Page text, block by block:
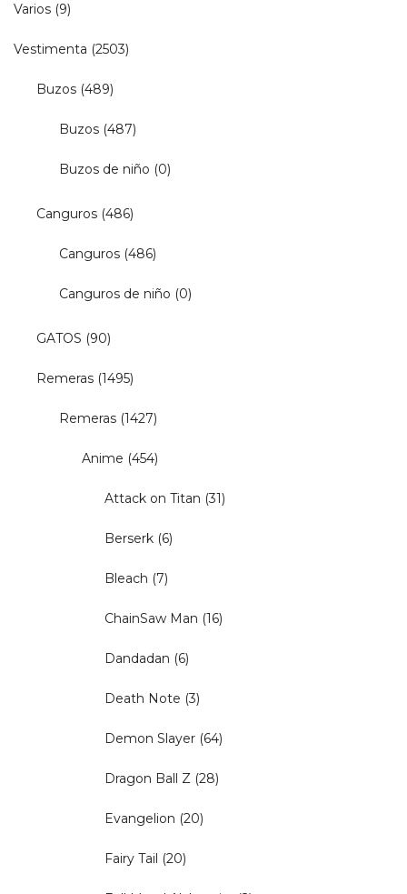
Varios (9)
Vestimenta (2503)
Buzos (489)
Buzos (487)
Buzos de niño (0)
Canguros (486)
Canguros (486)
Canguros de niño (0)
GATOS (90)
Remeras (1495)
Remeras (1427)
Anime (454)
Attack on Titan (31)
Berserk (6)
Bleach (7)
ChainSaw Man (16)
Dandadan (6)
Death Note (3)
Demon Slayer (64)
Dragon Ball Z (28)
Evangelion (20)
Fairy Tail (20)